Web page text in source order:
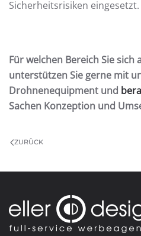
Sicherheitsrisiken eingesetzt.
Für welchen Bereich Sie
unterstützen Sie gerne mit
Drohnenequipment und
Sachen Konzeption und
ZURÜCK